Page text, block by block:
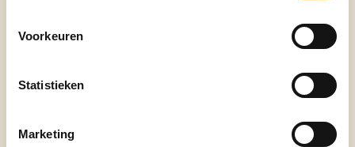
Voorkeuren
Statistieken
Marketing
verantwoordelijkheden en het niveau van iedere functie.
Dat is niet alleen handig voor de dagelijkse gang van
zaken, maar ook voor groei, beloning en duurzame
Een functiehuis bestaat uit: